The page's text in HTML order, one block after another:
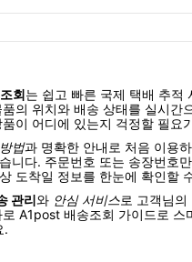
회는 쉽고 빠른 국제 택배 추적
의 위치와 배송 상태를 실시간
이 어디에 있는지 걱정할 필요
법과 명확한 안내로 처음 이용
니다. 주문번호 또는 송장번호
도착일 정보를 한눈에 확인할
관리와 안심 서비스로 고객님의
A1post 배송조회 가이드로 스
.